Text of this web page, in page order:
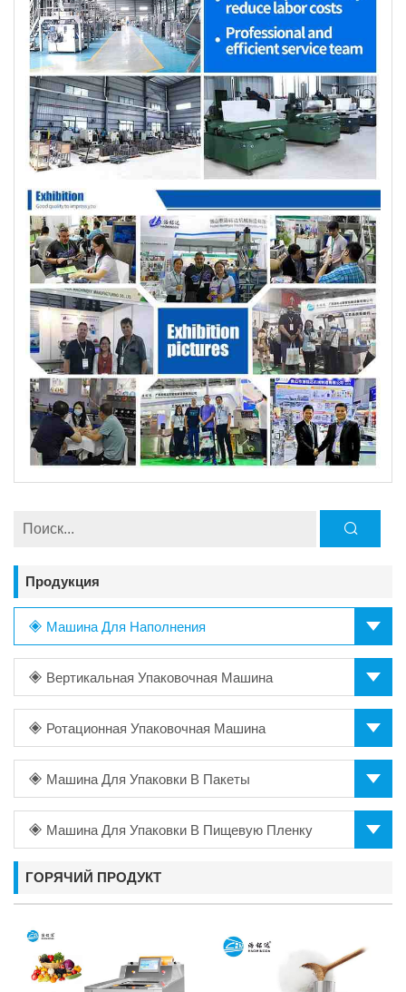
Продукция
Машина Для Наполнения
Вертикальная Упаковочная Машина
Ротационная Упаковочная Машина
Машина Для Упаковки В Пакеты
Машина Для Упаковки В Пищевую Пленку
ГОРЯЧИЙ ПРОДУКТ